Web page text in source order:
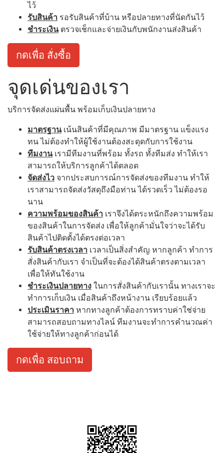
ไว้
รับสินค้า รอรับสินค้าที่บ้าน หรือปลายทางที่นัดกันไว้
ชำระเงินตรวจเช็กและจ่ายเงินกับพนักงานส่งสินค้า
กดเพื่อ สั่งซื้อ
จุดเด่นของเรา
บริการจัดส่งแผ่นพื้น พร้อมเก็บเงินปลายทาง
มาตรฐานเน้นสินค้าที่มีคุณภาพ มีมาตรฐาน แข็งแรง
ทน ไม่ต้องทำให้ผู้ใช้งานต้องสะดุดกับการใช้งาน
ทีมงานเรามีทีมงานที่พร้อม ทั้งรถ ทั้งทีมส่ง ทำให้เรา
สามารถให้บริการลูกค้าได้ตลอด
จัดส่งไว จากประสบการณ์การจัดส่งของทีมงาน ทำให้
เราสามารถจัดส่งวัสดุถึงมือท่าน ได้รวดเร็ว ไม่ต้องรอ
นาน
ความพร้อมของสินค้า เราจึงได้ตระหนักถึงความพร้อม
ของสินค้าในการจัดส่ง เพื่อให้ลูกค้ามั่นใจว่าจะได้รับ
สินค้าไปติดตั้งได้ตรงต่อเวลา
รับสินค้าตรงเวลา เวลาเป็นสิ่งสำคัญ หากลูกค้า ทำการ
สั่งสินค้ากับเรา จำเป็นที่จะต้องได้สินค้าตรงตามเวลา
เพื่อให้ทันใช้งาน
ชำระเงินปลายทาง ในการสั่งสินค้ากับเรานั้น ทางเราจะ
ทำการเก็บเงิน เมื่อสินค้าถึงหน้างาน เรียบร้อยแล้ว
ประเมินราคา หากทางลูกค้าต้องการทราบค่าใช่จ่าย
สามารถสอบถามทางไลน์ ทีมงานจะทำการคำนวณค่า
ใช้จ่ายให้ทางลูกค้าก่อนได้
กดเพื่อ สอบถาม